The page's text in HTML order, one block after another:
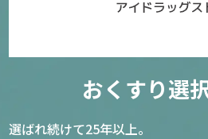
おくすり選
選ばれ続けて25年以上。